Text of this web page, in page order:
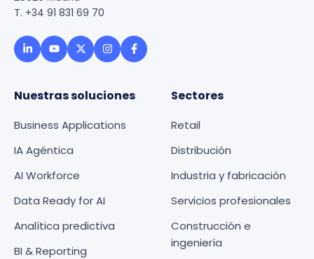
T. +34 91 831 69 70
Nuestras soluciones
Business Applications
IA Agéntica
AI Workforce
Data Ready for AI
Analítica predictiva
BI & Reporting
Sectores
Retail
Distribución
Industria y fabricación
Servicios profesionales
Construcción e
ingeniería